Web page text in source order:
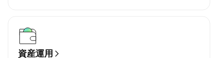
資産運用